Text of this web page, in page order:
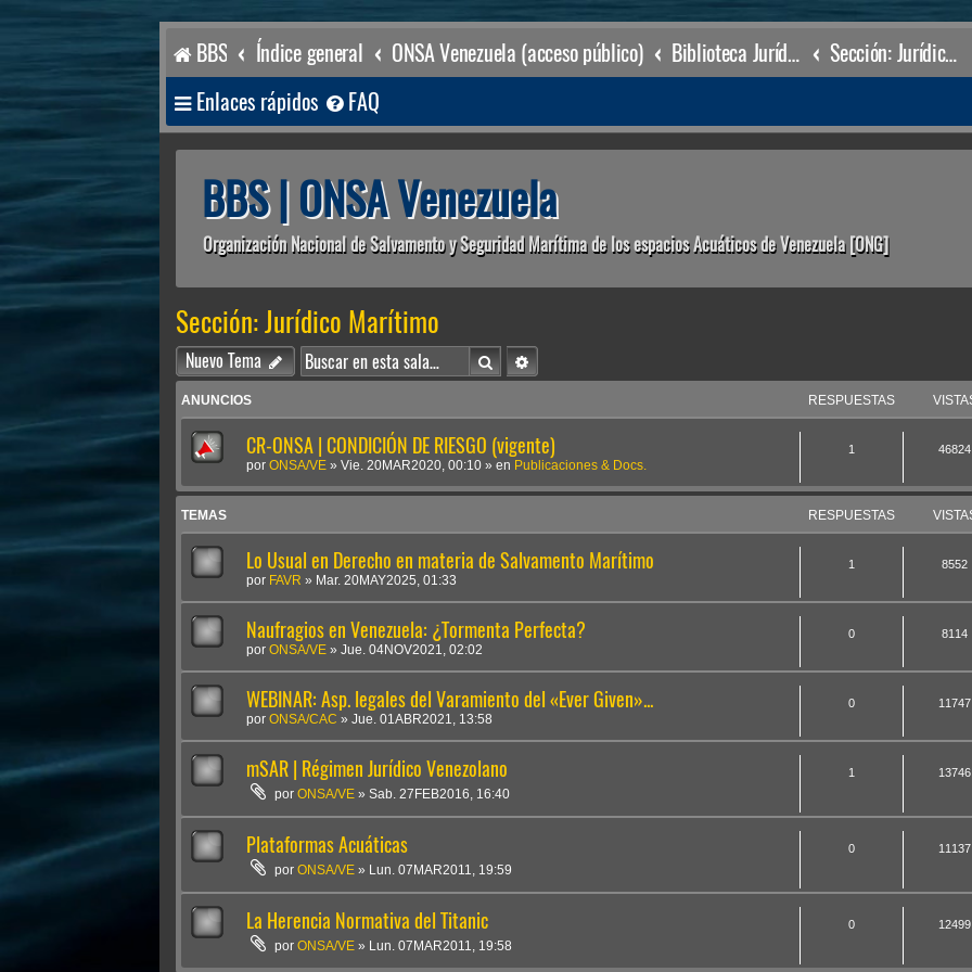
BBS Índice general ONSA Venezuela (acceso público) Biblioteca Jurídica • Dr. Francisco Villarroel • Sección: Jurídico Marítimo
Enlaces rápidos FAQ
BBS | ONSA Venezuela
Organización Nacional de Salvamento y Seguridad Marítima de los espacios Acuáticos de Venezuela [ONG]
Sección: Jurídico Marítimo
Nuevo Tema BuscarBúsqueda avanzada
ANUNCIOS RESPUESTAS
CR-ONSA | CONDICIÓN DE RIESGO (vigente)
por ONSA/VE » Vie. 20MAR2020, 00:10 » en Publicaciones & Docs.
1 46824
TEMAS RESPUESTAS
Lo Usual en Derecho en materia de Salvamento Marítimo
por FAVR » Mar. 20MAY2025, 01:33
1 8552
Naufragios en Venezuela: ¿Tormenta Perfecta?
por ONSA/VE » Jue. 04NOV2021, 02:02
0 8114
WEBINAR: Asp. legales del Varamiento del «Ever Given»...
por ONSA/CAC » Jue. 01ABR2021, 13:58
0 11747
mSAR | Régimen Jurídico Venezolano
porONSA/VE »Sab. 27FEB2016, 16:40
1 13746
Plataformas Acuáticas
porONSA/VE » Lun. 07MAR2011, 19:59
0 11137
La Herencia Normativa del Titanic
porONSA/VE » Lun. 07MAR2011, 19:58
0 12499